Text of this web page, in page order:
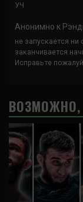
УЧ
Анонимно к
не запускается ни
заканчивается
Исправьте